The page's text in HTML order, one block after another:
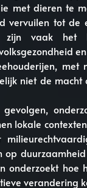
met dieren te
tot de
vaak het
niet de
lokale
onderzoekt hoe
verandering